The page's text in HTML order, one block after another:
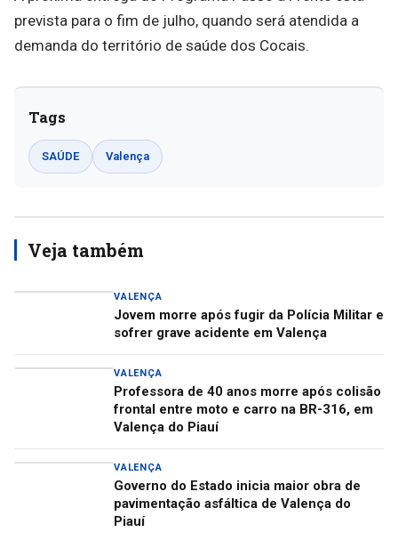
prevista para o fim de julho, quando será atendida a
demanda do território de saúde dos Cocais.
Tags
SAÚDE Valença
Veja também
VALENÇA
Jovem morre após fugir da Polícia Militar e
sofrer grave acidente em Valença
VALENÇA
Professora de 40 anos morre após colisão
frontal entre moto e carro na BR-316, em
Valença do Piauí
VALENÇA
Governo do Estado inicia maior obra de
pavimentação asfáltica de Valença do
Piauí